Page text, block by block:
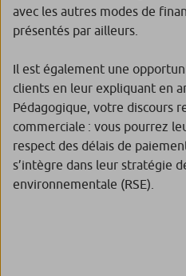
avec les autres modes de
présentés par ailleurs.
Il est également une
clients en leur expliquant en
Pédagogique, votre discours
commerciale : vous pourrez
respect des délais de
s’intègre dans leur stratégie
environnementale (RSE).